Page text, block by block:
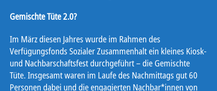
Gemischte Tüte 2.0?
Im März diesen Jahres wurde im Rahmen des
Verfügungsfonds Sozialer Zusammenhalt ein kleines Kiosk-
und Nachbarschaftsfest durchgeführt – die Gemischte
Tüte. Insgesamt waren im Laufe des Nachmittags gut 60
Personen dabei und die engagierten Nachbar*innen von